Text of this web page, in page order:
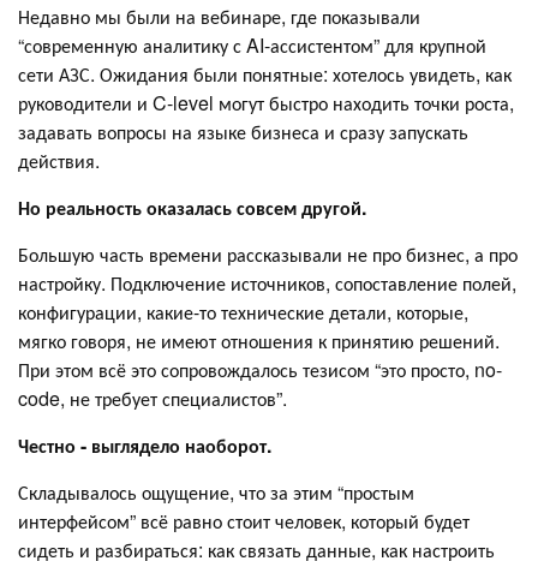
Недавно мы были на вебинаре, где показывали
“современную аналитику с AI-ассистентом” для крупной
сети АЗС. Ожидания были понятные: хотелось увидеть, как
руководители и C-level могут быстро находить точки роста,
задавать вопросы на языке бизнеса и сразу запускать
действия.
Но реальность оказалась совсем другой.
Большую часть времени рассказывали не про бизнес, а про
настройку. Подключение источников, сопоставление полей,
конфигурации, какие-то технические детали, которые,
мягко говоря, не имеют отношения к принятию решений.
При этом всё это сопровождалось тезисом “это просто, no-
code, не требует специалистов”.
Честно - выглядело наоборот.
Складывалось ощущение, что за этим “простым
интерфейсом” всё равно стоит человек, который будет
сидеть и разбираться: как связать данные, как настроить